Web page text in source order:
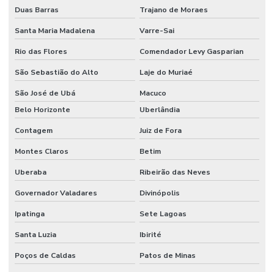
Duas Barras Trajano de Moraes
Santa Maria Madalena Varre-Sai
Rio das Flores Comendador Levy Gasparian
São Sebastião do Alto Laje do Muriaé
São José de Ubá
Macuco
Belo Horizonte
Uberlândia
Contagem Juiz de Fora
Montes Claros Betim
Uberaba Ribeirão das Neves
Governador Valadares Divinópolis
Ipatinga Sete Lagoas
Santa Luzia Ibirité
Poços de Caldas Patos de Minas